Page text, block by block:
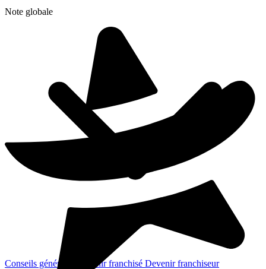
Conseils généraux Devenir franchisé Devenir franchiseur
Note globale